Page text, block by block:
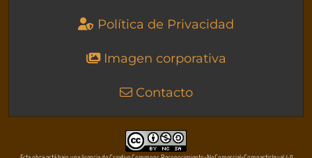
Política de Privacidad
Imagen corporativa
Contacto